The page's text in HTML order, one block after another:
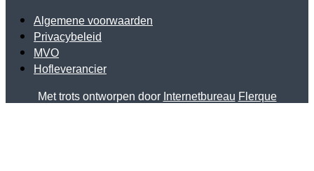
Algemene voorwaarden
Privacybeleid
MVO
Hofleverancier
Met trots ontworpen door Internetbureau Flerque